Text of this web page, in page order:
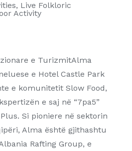
, Live Folkloric
Activity
e TurizmitAlma
e Hotel Castle Park
e komunitetit Slow Food,
e saj në “7pa5”
Si pioniere në sektorin
Alma është gjithashtu
Rafting Group, e